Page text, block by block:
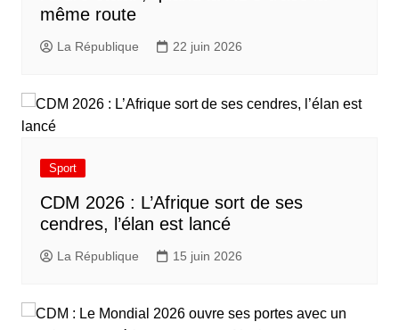
même route
La République 22 juin 2026
Sport
CDM 2026 : L’Afrique sort de ses
cendres, l’élan est lancé
La République 15 juin 2026